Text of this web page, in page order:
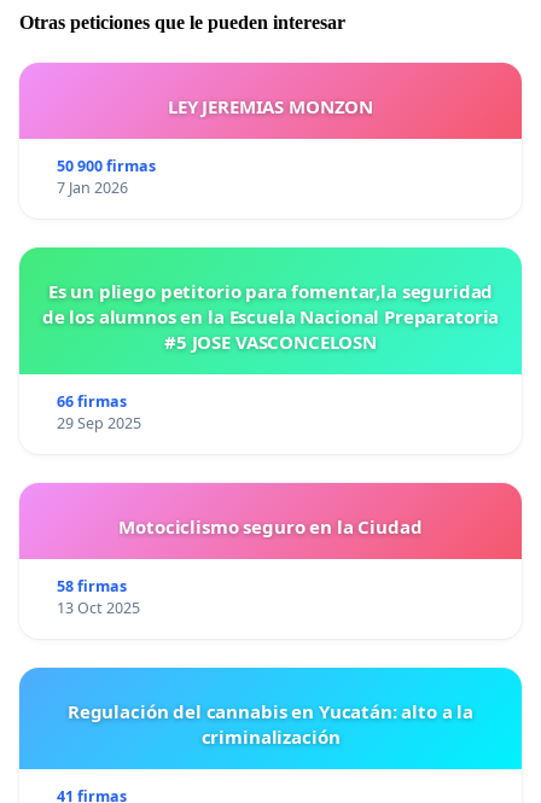
Otras peticiones que le pueden interesar
LEY JEREMIAS MONZON
50 900 firmas
7 Jan 2026
Es un pliego petitorio para fomentar,la seguridad
de los alumnos en la Escuela Nacional Preparatoria
#5 JOSE VASCONCELOSN
66 firmas
29 Sep 2025
Motociclismo seguro en la Ciudad
58 firmas
13 Oct 2025
Regulación del cannabis en Yucatán: alto a la
criminalización
41 firmas